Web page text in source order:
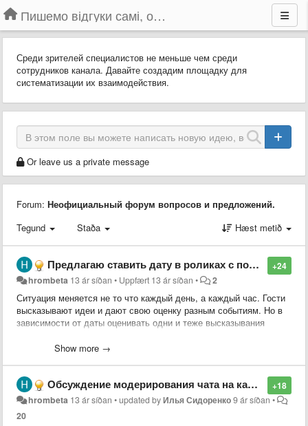
Пишемо відгуки самі, обговорюємо інші ідеї та пропозиції до Громадського Телебачення
Среди зрителей специалистов не меньше чем среди
сотрудников канала. Давайте создадим площадку для
систематизации их взаимодействия.
Or leave us a private message
Forum: Неофициальный форум вопросов и предложений.
Tegund
Staða Hæst metið
+24
Предлагаю ставить дату в роликах с пометкой "повтор"
hrombeta 13 ár síðan • Uppfært 13 ár síðan • 2
Ситуация меняется не то что каждый день, а каждый час. Гости
высказывают идеи и дают свою оценку разным событиям. Но в
зависимости от даты оценивать одни и теже высказывания
Show more →
+18
Обсуждение модерирования чата на канале youtube.
hrombeta 13 ár síðan •updated byИлья Сидоренко9 ár síðan •
20